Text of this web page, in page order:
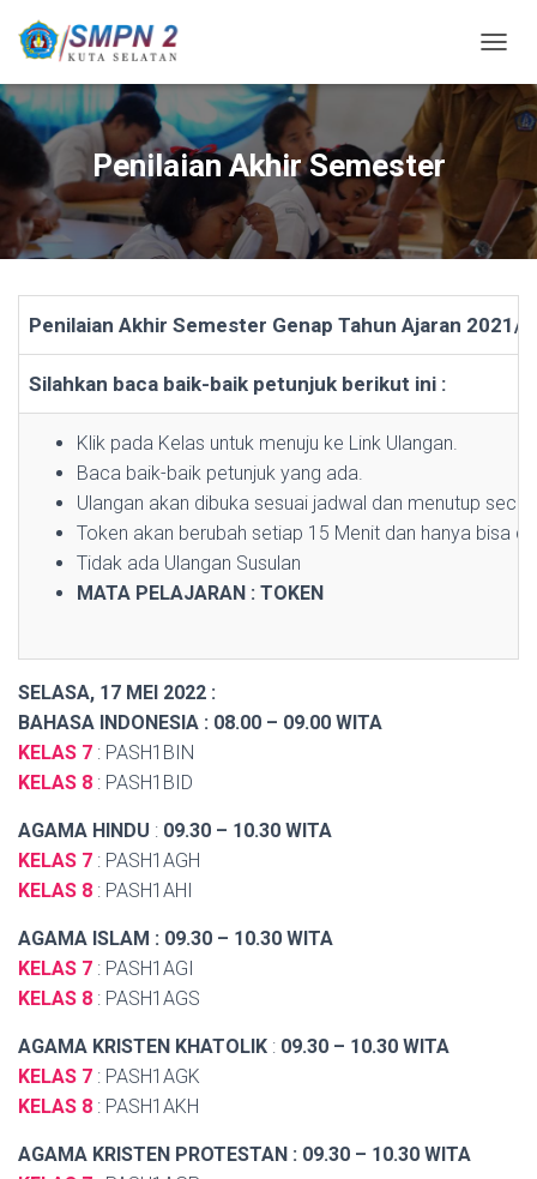
O
G
N
V
S
I
Penilaian Akhir Semester
Penilaian Akhir Semester Genap Tahun Ajaran 2021/
Silahkan baca baik-baik petunjuk berikut ini :
Klik pada Kelas untuk menuju ke Link Ulangan.
Baca baik-baik petunjuk yang ada.
Ulangan akan dibuka sesuai jadwal dan menutup
Token akan berubah setiap 15 Menit dan hanya bisa
Tidak ada Ulangan Susulan
MATA PELAJARAN : TOKEN
SELASA, 17 MEI 2022 :
BAHASA INDONESIA : 08.00 – 09.00 WITA
KELAS 7 : PASH1BIN
KELAS 8 : PASH1BID
AGAMA HINDU : 09.30 – 10.30 WITA
KELAS 7 : PASH1AGH
KELAS 8 : PASH1AHI
AGAMA ISLAM : 09.30 – 10.30 WITA
KELAS 7 : PASH1AGI
KELAS 8 : PASH1AGS
AGAMA KRISTEN KHATOLIK : 09.30 – 10.30 WITA
KELAS 7 : PASH1AGK
KELAS 8 : PASH1AKH
AGAMA KRISTEN PROTESTAN : 09.30 – 10.30 WITA